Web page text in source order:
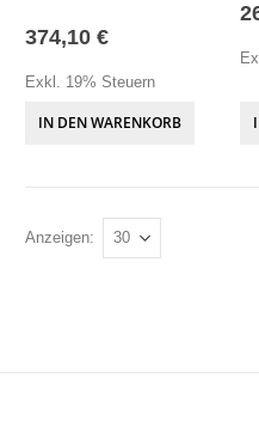
374,10 €
Exkl. 19% Steuern
IN DEN WARENKORB
Anzeigen